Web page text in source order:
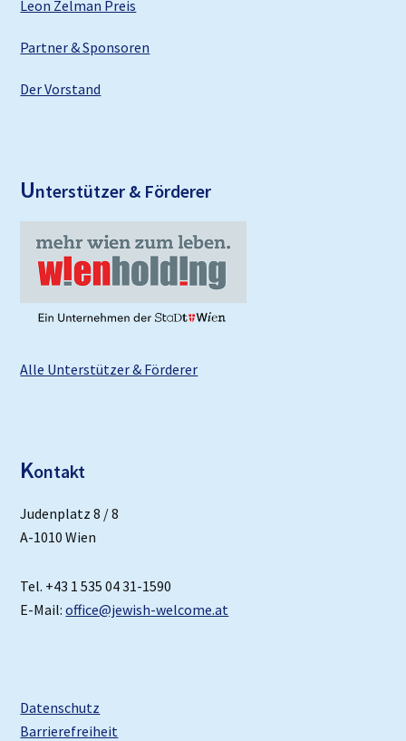
Leon Zelman Preis
Partner & Sponsoren
Der Vorstand
Unterstützer & Förderer
Alle Unterstützer & Förderer
Kontakt
Judenplatz 8 / 8
A-1010 Wien
Tel. +43 1 535 04 31-1590
E-Mail:office@jewish-welcome.at
Datenschutz
Barrierefreiheit